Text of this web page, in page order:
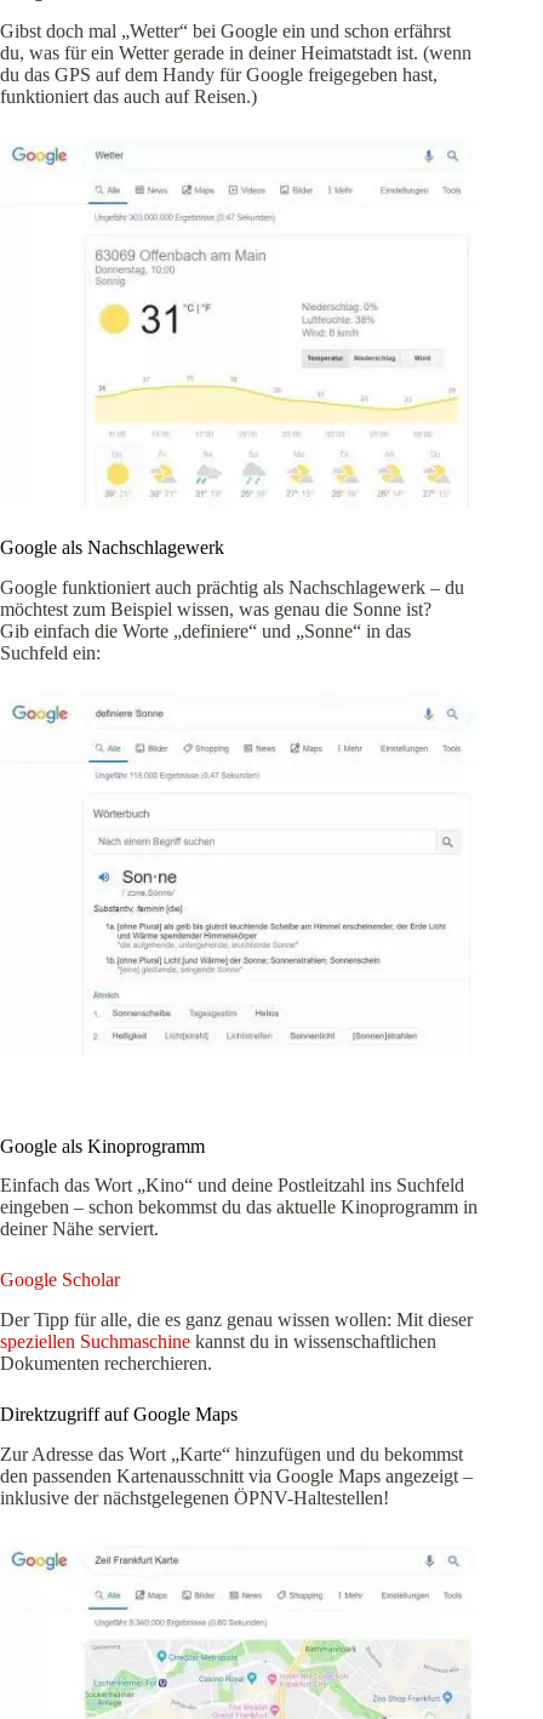
Gibst doch mal „Wetter“ bei Google ein und schon erfährst
du, was für ein Wetter gerade in deiner Heimatstadt ist. (wenn
du das GPS auf dem Handy für Google freigegeben hast,
funktioniert das auch auf Reisen.)
Google als Nachschlagewerk
Google funktioniert auch prächtig als Nachschlagewerk – du
möchtest zum Beispiel wissen, was genau die Sonne ist?
Gib einfach die Worte „definiere“ und „Sonne“ in das
Suchfeld ein:
Google als Kinoprogramm
Einfach das Wort „Kino“ und deine Postleitzahl ins Suchfeld
eingeben – schon bekommst du das aktuelle Kinoprogramm in
deiner Nähe serviert.
Google Scholar
Der Tipp für alle, die es ganz genau wissen wollen: Mit dieser
speziellen Suchmaschine kannst du in wissenschaftlichen
Dokumenten recherchieren.
Direktzugriff auf Google Maps
Zur Adresse das Wort „Karte“ hinzufügen und du bekommst
den passenden Kartenausschnitt via Google Maps angezeigt –
inklusive der nächstgelegenen ÖPNV-Haltestellen!